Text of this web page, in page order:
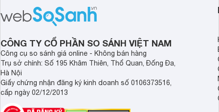
nhưng Apple Watch
loạt điểm mới nâng
CÔNG TY CỔ PHẦN SO SÁNH VIỆT NAM
Công cụ so sánh giá online - Không bán hàng
Trụ sở chính: Số 195 Khâm Thiên, Thổ Quan, Đống Đa,
Hà Nội
Giấy chứng nhận đăng ký kinh doanh số 0106373516,
cấp ngày 02/12/2013